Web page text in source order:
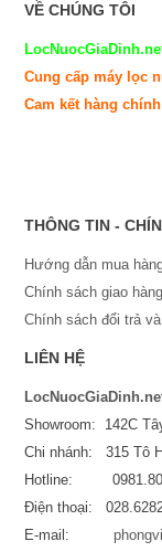
VỀ CHÚNG TÔI
Cung cấp máy lọc
Cam kết hàng
THÔNG TIN -
Hướng dẫn mua
Chính sách giao hàng
Chính sách đổi trả
LIÊN HỆ
Showroom: 142C
Chi nhánh: 315 Tô
Hotline:
Điện thoại:
E-mail: